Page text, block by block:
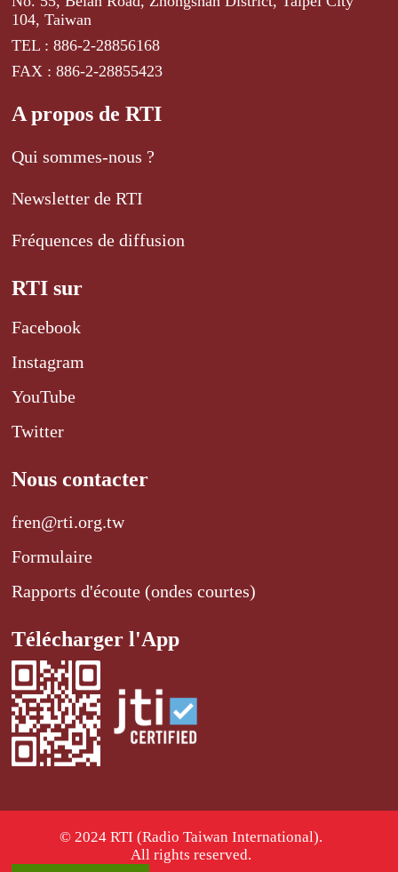
104, Taiwan
TEL : 886-2-28856168
FAX : 886-2-28855423
A propos de RTI
Qui sommes-nous ?
Newsletter de RTI
Fréquences de diffusion
RTI sur
Facebook
Instagram
YouTube
Twitter
Nous contacter
fren@rti.org.tw
Formulaire
Rapports d'écoute (ondes courtes)
Télécharger l'App
© 2024 RTI (Radio Taiwan International).
All rights reserved.